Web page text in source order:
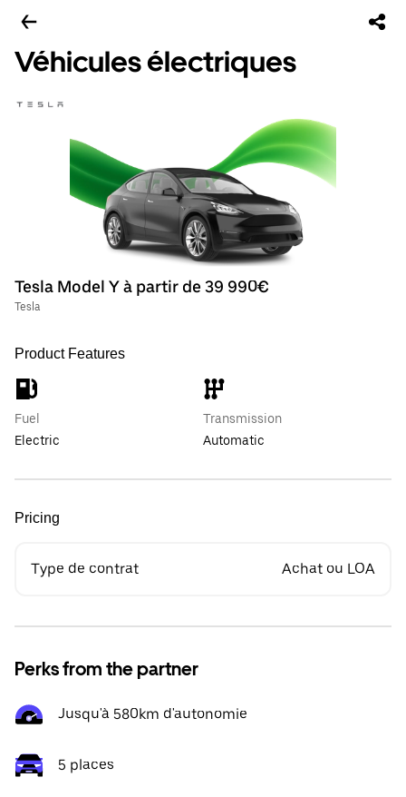
Véhicules électriques
Tesla Model Y à partir de 39 990€
Tesla
Product Features
Fuel
Electric
Transmission
Automatic
Pricing
Type de contrat Achat ou LOA
Perks from the partner
Jusqu'à 580km d'autonomie
5 places